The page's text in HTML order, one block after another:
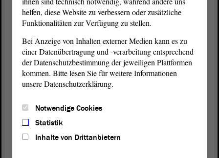
In der Landes-Regierung sind
die Minister von Sachsen-Anhalt.
Minister sind Fachleute.
Es gibt zum Beispiel:
helfen, diese Website zu verbessern oder zusätzliche
Funktionalitäten zur Verfügung zu stellen.
Bei Anzeige von Inhalten externer Medien kann es zu
einer Datenübertragung und -verarbeitung entsprechend
der Datenschutzbestimmung der jeweiligen Plattformen
kommen. Bitte lesen Sie für weitere Informationen
unsere Datenschutzerklärung.
Notwendige Cookies
Statistik
Inhalte von Drittanbietern